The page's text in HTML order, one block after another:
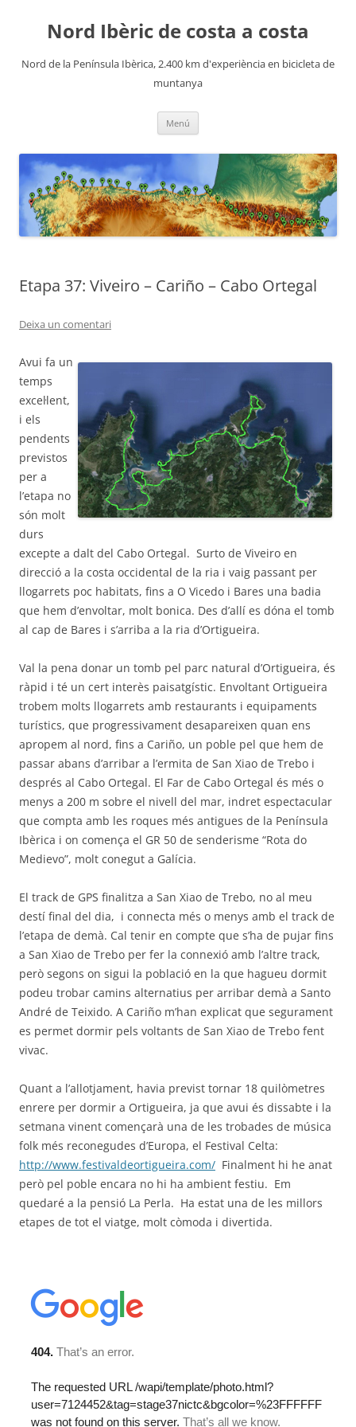
Nord Ibèric de costa a costa
Nord de la Península Ibèrica, 2.400 km d'experiència en bicicleta de
muntanya
Menú
Etapa 37: Viveiro – Cariño – Cabo Ortegal
Deixa un comentari
Avui fa un
temps
excel·lent,
i els
pendents
previstos
per a
l’etapa no
són molt
durs
excepte a dalt del Cabo Ortegal. Surto de Viveiro en
direcció a la costa occidental de la ria i vaig passant per
llogarrets poc habitats, fins a O Vicedo i Bares una badia
que hem d’envoltar, molt bonica. Des d’allí es dóna el tomb
al cap de Bares i s’arriba a la ria d’Ortigueira.
Val la pena donar un tomb pel parc natural d’Ortigueira, és
ràpid i té un cert interès paisatgístic. Envoltant Ortigueira
trobem molts llogarrets amb restaurants i equipaments
turístics, que progressivament desapareixen quan ens
apropem al nord, fins a Cariño, un poble pel que hem de
passar abans d’arribar a l’ermita de San Xiao de Trebo i
després al Cabo Ortegal. El Far de Cabo Ortegal és més o
menys a 200 m sobre el nivell del mar, indret espectacular
que compta amb les roques més antigues de la Península
Ibèrica i on comença el GR 50 de senderisme “Rota do
Medievo”, molt conegut a Galícia.
El track de GPS finalitza a San Xiao de Trebo, no al meu
destí final del dia, i connecta més o menys amb el track de
l’etapa de demà. Cal tenir en compte que s’ha de pujar fins
a San Xiao de Trebo per fer la connexió amb l’altre track,
però segons on sigui la població en la que hagueu dormit
podeu trobar camins alternatius per arribar demà a Santo
André de Teixido. A Cariño m’han explicat que segurament
es permet dormir pels voltants de San Xiao de Trebo fent
vivac.
Quant a l’allotjament, havia previst tornar 18 quilòmetres
enrere per dormir a Ortigueira, ja que avui és dissabte i la
setmana vinent començarà una de les trobades de música
folk més reconegudes d’Europa, el Festival Celta:
http://www.festivaldeortigueira.com/ Finalment hi he anat
però pel poble encara no hi ha ambient festiu. Em
quedaré a la pensió La Perla. Ha estat una de les millors
etapes de tot el viatge, molt còmoda i divertida.